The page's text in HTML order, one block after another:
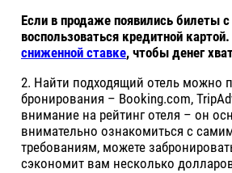
Если в продаже появились билеты
воспользоваться кредитной
сниженной ставке, чтобы денег
2. Найти подходящий отель можно
бронирования – Booking.com,
внимание на рейтинг отеля – он
внимательно ознакомиться с
требованиям, можете
сэкономит вам несколько